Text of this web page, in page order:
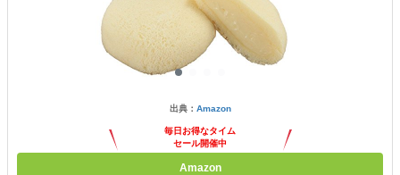
出典： Amazon
毎日お得なタイム
セール開催中
Amazon